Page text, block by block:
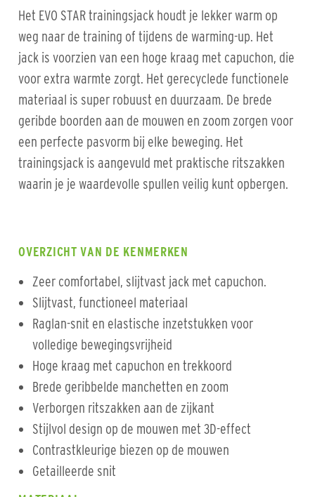
Het EVO STAR trainingsjack houdt je lekker warm op
weg naar de training of tijdens de warming-up. Het
jack is voorzien van een hoge kraag met capuchon, die
voor extra warmte zorgt. Het gerecyclede functionele
materiaal is super robuust en duurzaam. De brede
geribde boorden aan de mouwen en zoom zorgen voor
een perfecte pasvorm bij elke beweging. Het
trainingsjack is aangevuld met praktische ritszakken
waarin je je waardevolle spullen veilig kunt opbergen.
OVERZICHT VAN DE KENMERKEN
Zeer comfortabel, slijtvast jack met capuchon.
Slijtvast, functioneel materiaal
Raglan-snit en elastische inzetstukken voor
volledige bewegingsvrijheid
Hoge kraag met capuchon en trekkoord
Brede geribbelde manchetten en zoom
Verborgen ritszakken aan de zijkant
Stijlvol design op de mouwen met 3D-effect
Contrastkleurige biezen op de mouwen
Getailleerde snit